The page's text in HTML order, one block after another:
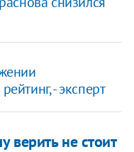
- эксперт
верить не стоит